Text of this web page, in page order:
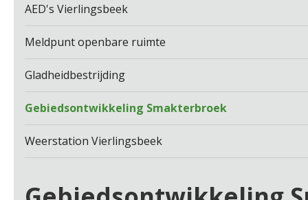
AED's Vierlingsbeek
Meldpunt openbare ruimte
Gladheidbestrijding
Gebiedsontwikkeling Smakterbroek
Weerstation Vierlingsbeek